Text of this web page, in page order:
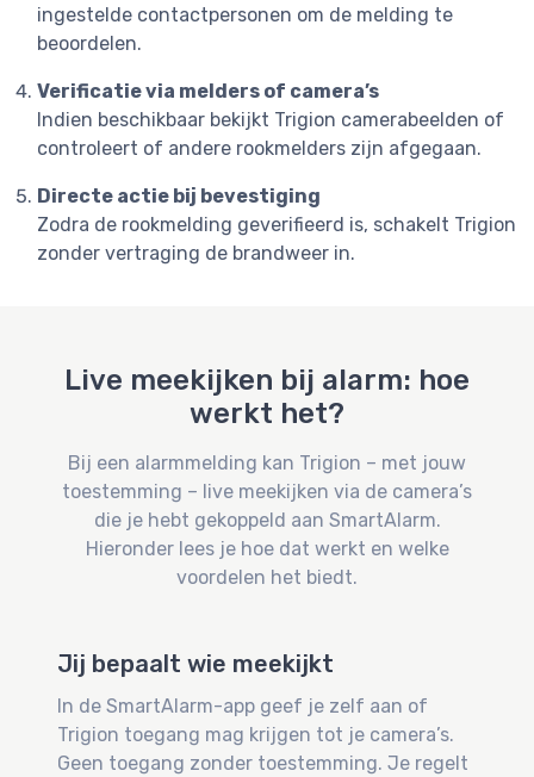
ingestelde contactpersonen om de melding te
beoordelen.
Verificatie via melders of camera’s
Indien beschikbaar bekijkt Trigion camerabeelden of
controleert of andere rookmelders zijn afgegaan.
Directe actie bij bevestiging
Zodra de rookmelding geverifieerd is, schakelt Trigion
zonder vertraging de brandweer in.
Live meekijken bij alarm: hoe
werkt het?
Bij een alarmmelding kan Trigion – met jouw
toestemming – live meekijken via de camera’s
die je hebt gekoppeld aan SmartAlarm.
Hieronder lees je hoe dat werkt en welke
voordelen het biedt.
Jij bepaalt wie meekijkt
In de SmartAlarm-app geef je zelf aan of
Trigion toegang mag krijgen tot je camera’s.
Geen toegang zonder toestemming. Je regelt